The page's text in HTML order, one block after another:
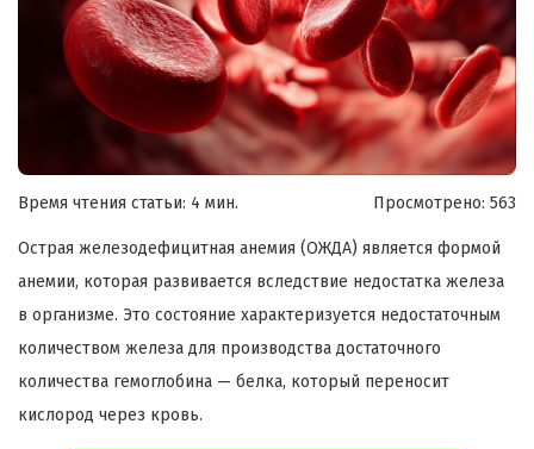
Время чтения статьи: 4 мин. Просмотрено: 563
Острая железодефицитная анемия (ОЖДА) является формой
анемии, которая развивается вследствие недостатка железа
в организме. Это состояние характеризуется недостаточным
количеством железа для производства достаточного
количества гемоглобина — белка, который переносит
кислород через кровь.